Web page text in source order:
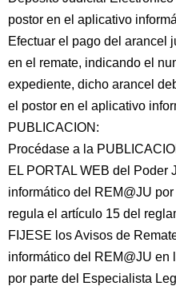
postor en el aplicativo
Efectuar el pago del arancel
en el remate, indicando el
expediente, dicho arancel
el postor en el aplicativo
PUBLICACION:
Procédase a la
EL PORTAL WEB del Poder
informático del REM@JU
regula el artículo 15 del
FIJESE los Avisos de
informático del REM@JU
por parte del Especialista